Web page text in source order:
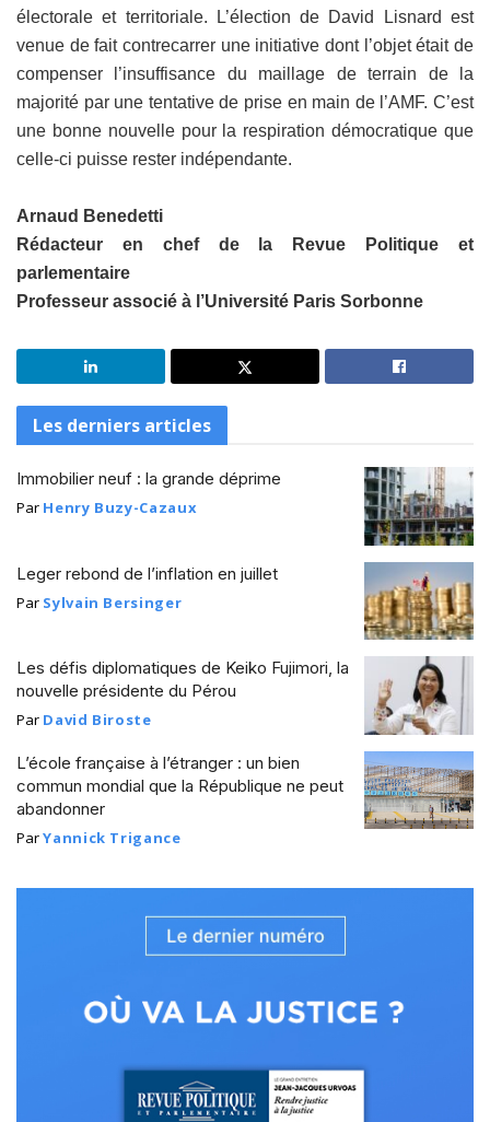
électorale et territoriale. L’élection de David Lisnard est
venue de fait contrecarrer une initiative dont l’objet était de
compenser l’insuffisance du maillage de terrain de la
majorité par une tentative de prise en main de l’AMF. C’est
une bonne nouvelle pour la respiration démocratique que
celle-ci puisse rester indépendante.
Arnaud Benedetti
Rédacteur en chef de la Revue Politique et
parlementaire
Professeur associé à l’Université Paris Sorbonne
Les derniers articles
Immobilier neuf : la grande déprime
Par Henry Buzy-Cazaux
Leger rebond de l’inflation en juillet
Par Sylvain Bersinger
Les défis diplomatiques de Keiko Fujimori, la
nouvelle présidente du Pérou
Par David Biroste
L’école française à l’étranger : un bien
commun mondial que la République ne peut
abandonner
ParYannick Trigance